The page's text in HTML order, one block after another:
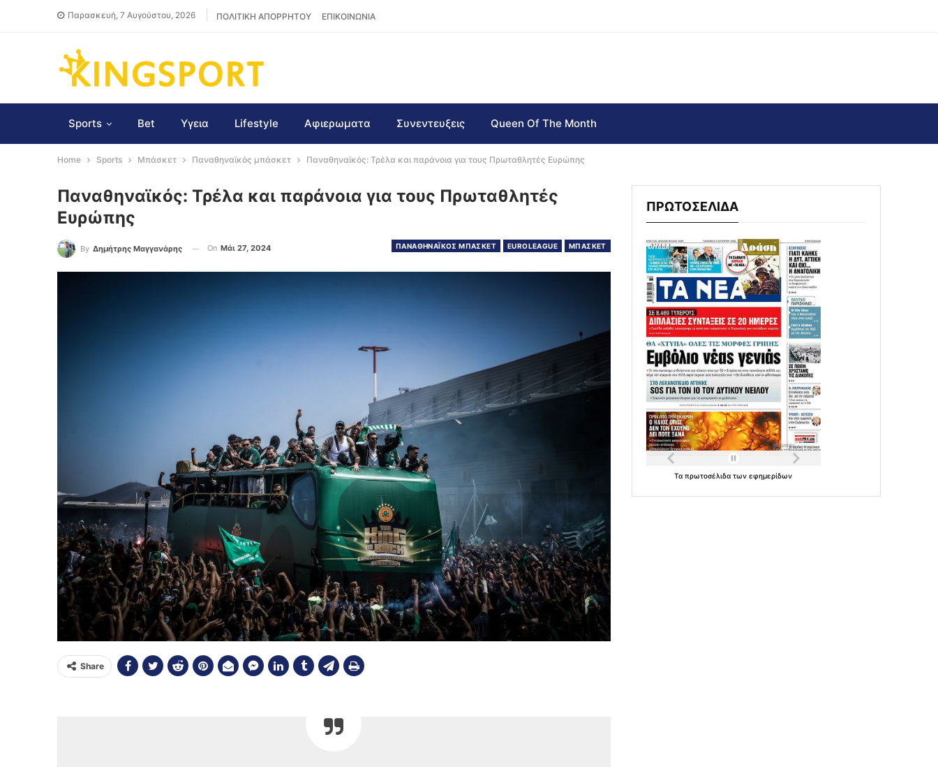
Παρασκευή, 7 Αυγούστου, 2026 ΠΟΛΙΤΙΚΗ ΑΠΟΡΡΗΤΟΥ ΕΠΙΚΟΙΝΩΝΙΑ
Sports Bet Υγεια Lifestyle Αφιερωματα Συνεντευξεις Queen Of The Month
Home Sports Μπάσκετ Παναθηναϊκός μπάσκετ Παναθηναϊκός: Τρέλα και παράνοια για τους Πρωταθλητές Ευρώπης
Παναθηναϊκός: Τρέλα και παράνοια για τους Πρωταθλητές
Ευρώπης
ΠΑΝΑΘΗΝΑΪΚΟΣ ΜΠΑΣΚΕΤ EUROLEAGUE ΜΠΑΣΚΕΤ
By Δημήτρης Μαγγανάρης On Μάι 27, 2024
Share
ΠΡΩΤΟΣΕΛΙΔΑ
Ταπρωτοσέλιδατωνεφημερίδων